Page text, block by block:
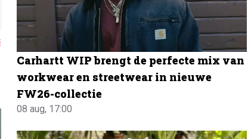
Carhartt WIP brengt de perfecte mix van
workwear en streetwear in nieuwe
FW26-collectie
08 aug, 17:00